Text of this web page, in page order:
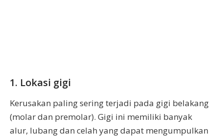
1. Lokasi gigi
Kerusakan paling sering terjadi pada gigi belakang
(molar dan premolar). Gigi ini memiliki banyak
alur, lubang dan celah yang dapat mengumpulkan